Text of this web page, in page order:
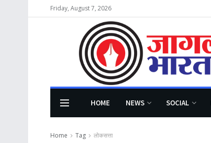
Friday, August 7, 2026
HOME NEWS SOCIAL
Home Tag लोकसत्ता